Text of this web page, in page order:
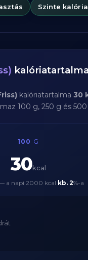
Szinte
kalóriatartalma 30
100 g, 250 g és
100 G
30kcal
a napi 2000 kcal kb. 2%-a